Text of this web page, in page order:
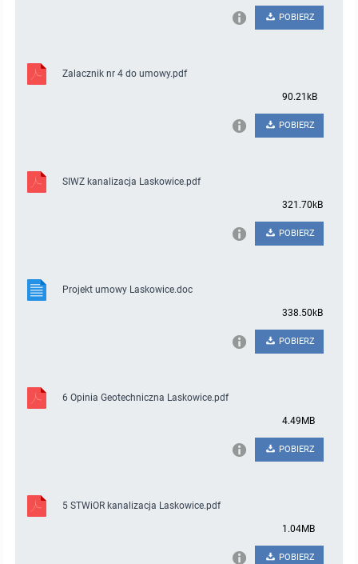
POBIERZ
Zalacznik nr 4 do umowy.pdf
90.21kB
POBIERZ
SIWZ kanalizacja Laskowice.pdf
321.70kB
POBIERZ
Projekt umowy Laskowice.doc
338.50kB
POBIERZ
6 Opinia Geotechniczna Laskowice.pdf
4.49MB
POBIERZ
5 STWiOR kanalizacja Laskowice.pdf
1.04MB
POBIERZ